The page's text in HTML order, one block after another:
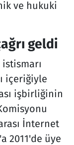
ve hukuki
geldi
içeriğiyle
işbirliğinin
İnternet
2011'de üye